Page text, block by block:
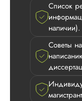
Список
наличии).
Советы